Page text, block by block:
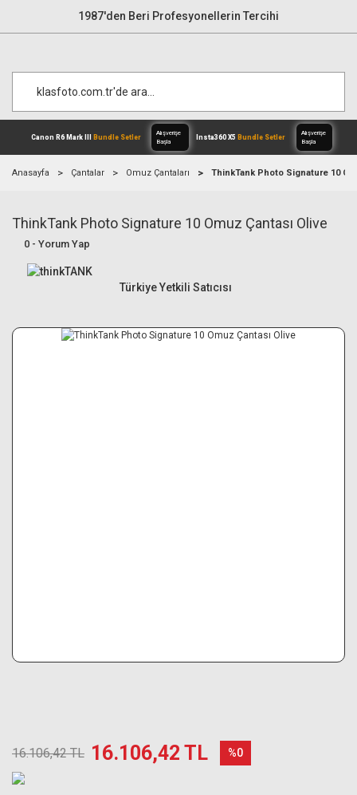
1987'den Beri Profesyonellerin Tercihi
Canon R6 Mark IIIBundle Setler
Alışverişe
Anasayfa Çantalar Omuz Çantaları ThinkTank Photo Signature 10
ThinkTank Photo Signature 10 Omuz Çantası Olive
0 - Yorum Yap
Türkiye Yetkili Satıcısı
16.106,42 TL 16.106,42 TL %0